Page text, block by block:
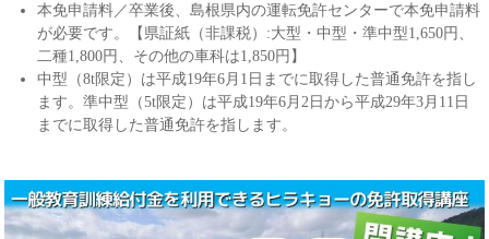
本免申請料／卒業後、島根県内の運転免許センターで本免申請料
が必要です。【県証紙（非課税）:大型・中型・準中型1,650円、
二種1,800円、その他の車科は1,850円】
中型（8t限定）は平成19年6月1日までに取得した普通免許を指し
ます。準中型（5t限定）は平成19年6月2日から平成29年3月11日
までに取得した普通免許を指します。